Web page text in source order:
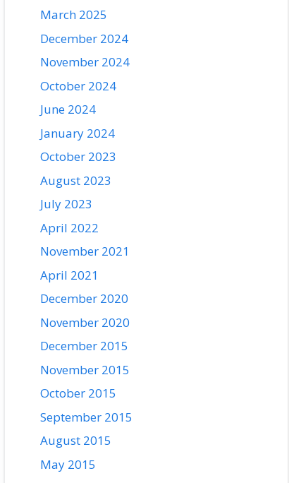
March 2025
December 2024
November 2024
October 2024
June 2024
January 2024
October 2023
August 2023
July 2023
April 2022
November 2021
April 2021
December 2020
November 2020
December 2015
November 2015
October 2015
September 2015
August 2015
May 2015